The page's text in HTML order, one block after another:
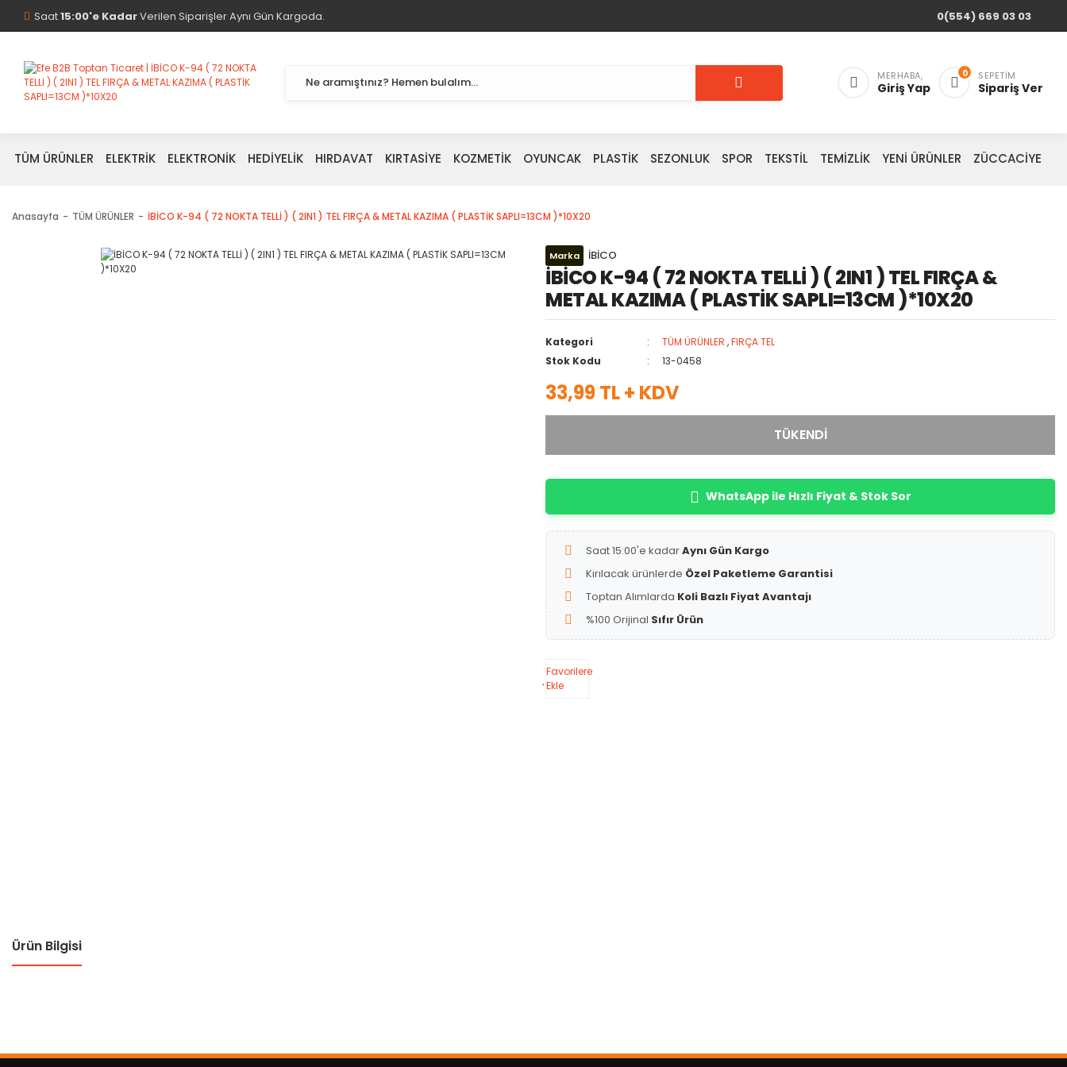
Saat15:00'e KadarVerilen Siparişler Aynı Gün Kargoda. 0(554) 669 03 03
MERHABA,
Giriş Yap
0 SEPETIM
Sipariş Ver
TÜM ÜRÜNLER ELEKTRİK ELEKTRONİK HEDİYELİK HIRDAVAT KIRTASİYE KOZMETİK OYUNCAK PLASTİK SEZONLUK SPOR TEKSTİL TEMİZLİK YENİ ÜRÜNLER ZÜCCACİYE
Anasayfa TÜM ÜRÜNLER İBİCO K-94 ( 72 NOKTA TELLİ ) ( 2IN1 ) TEL FIRÇA & METAL KAZIMA ( PLASTİK SAPLI=13CM )*10X20
Marka İBİCO
İBİCO K-94 ( 72 NOKTA TELLİ ) ( 2IN1 ) TEL FIRÇA &
METAL KAZIMA ( PLASTİK SAPLI=13CM )*10X20
Kategori TÜM ÜRÜNLER ,FIRÇA TEL
Stok Kodu
13-0458
33,99 TL + KDV
TÜKENDİ
WhatsApp ile Hızlı Fiyat & Stok Sor
Saat 15:00'e kadarAynı Gün Kargo
Kırılacak ürünlerde Özel Paketleme Garantisi
Toptan Alımlarda Koli Bazlı Fiyat Avantajı
%100 Orijinal Sıfır Ürün
Favorilere
Ekle
Ürün Bilgisi